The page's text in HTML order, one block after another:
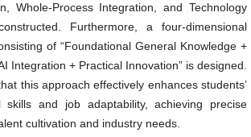
Whole-Process Integration, and Technology
Furthermore, a four-dimensional
of “Foundational General Knowledge +
Integration + Practical Innovation” is designed.
this approach effectively enhances students’
skills and job adaptability, achieving precise
cultivation and industry needs.